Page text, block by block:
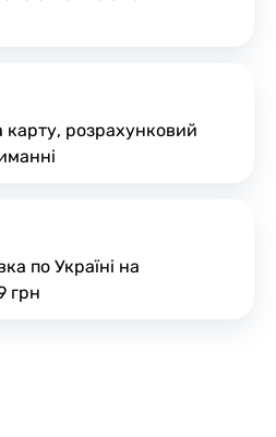
розрахунковий
по Україні на
грн